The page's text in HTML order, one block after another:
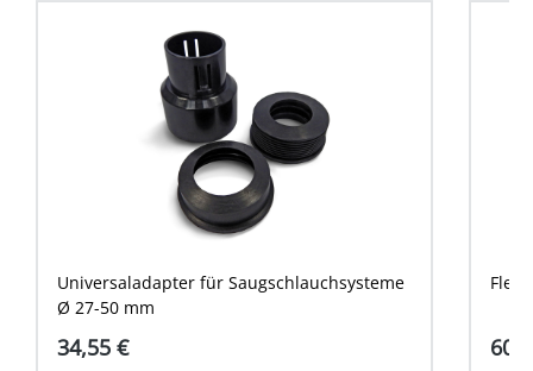
Universaladapter für Saugschlauchsysteme
Ø 27-50 mm
34,55 €